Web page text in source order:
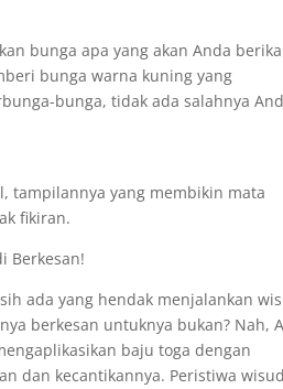
bunga apa yang akan Anda
bunga warna kuning yang
bunga, tidak ada salahnya
tampilannya yang membikin mata
fikiran.
Berkesan!
ada yang hendak menjalankan
berkesan untuknya bukan? Nah,
baju toga dengan
dan kecantikannya. Peristiwa